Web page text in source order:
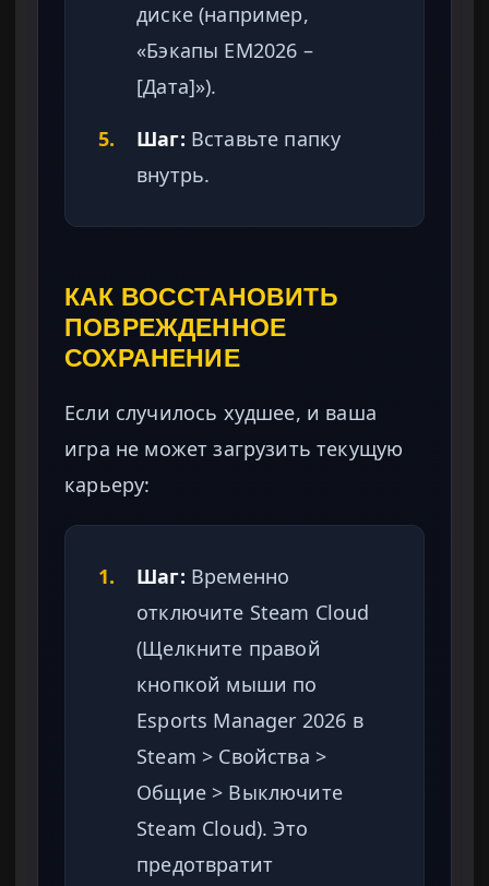
диске (например,
«Бэкапы EM2026 –
[Дата]»).
5.
Шаг: Вставьте папку
внутрь.
КАК ВОССТАНОВИТЬ
ПОВРЕЖДЕННОЕ
СОХРАНЕНИЕ
Если случилось худшее, и ваша
игра не может загрузить текущую
карьеру:
1. Шаг: Временно
отключите Steam Cloud
(Щелкните правой
кнопкой мыши по
Esports Manager 2026 в
Steam > Свойства >
Общие > Выключите
Steam Cloud). Это
предотвратит